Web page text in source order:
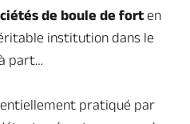
de boule de fort en
institution dans le
part…
pratiqué par